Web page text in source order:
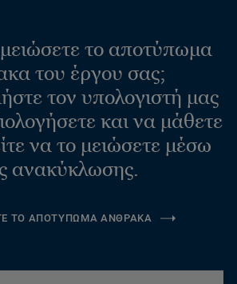
το αποτύπωμα
του έργου σας;
τον υπολογιστή μας
και να μάθετε
να το μειώσετε μέσω
ανακύκλωσης.
ΤΟ ΑΠΟΤΥΠΩΜΑ ΑΝΘΡΑΚΑ